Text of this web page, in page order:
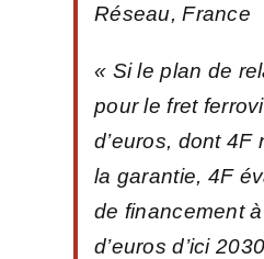
Réseau, France
« Si le plan de
pour le fret
d’euros, dont 4F
la garantie, 4F
de financement
d’euros d’ici 2030